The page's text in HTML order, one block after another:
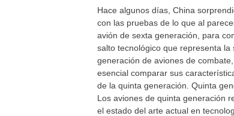
Hace algunos días, China
con las pruebas de lo que al
avión de sexta generación, para
salto tecnológico que representa la
generación de aviones de
esencial comparar sus
de la quinta generación. Quinta
Los aviones de quinta generación
el estado del arte actual en